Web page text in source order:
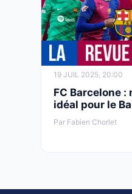
19 JUIL 2025, 20:00
FC Barcelone
idéal pour le
Par Fabien Chorlet